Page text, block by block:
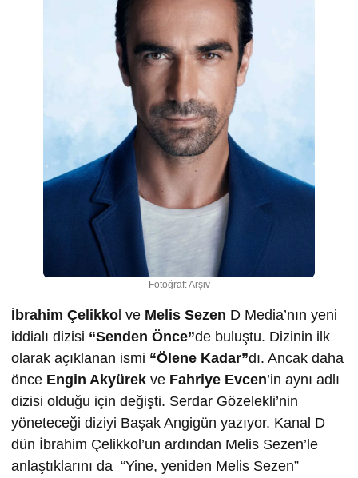
Fotoğraf: Arşiv
İbrahim Çelikko l ve Melis Sezen D Media’nın yeni
iddialı dizisi “Senden Önce”de buluştu. Dizinin ilk
olarak açıklanan ismi “Ölene Kadar”dı. Ancak daha
önce Engin Akyürek ve Fahriye Evcen’in aynı adlı
dizisi olduğu için değişti. Serdar Gözelekli’nin
yöneteceği diziyi Başak Angigün yazıyor. Kanal D
dün İbrahim Çelikkol’un ardından Melis Sezen’le
anlaştıklarını da “Yine, yeniden Melis Sezen”